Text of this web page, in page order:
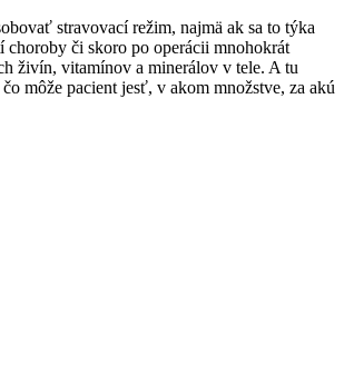
stravovací režim, najmä ak sa to týka
choroby či skoro po operácii mnohokrát
živín, vitamínov a minerálov v tele. A tu
môže pacient jesť, v akom množstve, za akú